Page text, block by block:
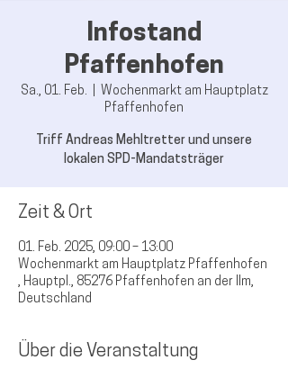
Infostand
Pfaffenhofen
Sa., 01. Feb.
Wochenmarkt am Hauptplatz
Pfaffenhofen
Triff Andreas Mehltretter und unsere
lokalen SPD-Mandatsträger
Zeit & Ort
01. Feb. 2025, 09:00 – 13:00
Wochenmarkt am Hauptplatz Pfaffenhofen
, Hauptpl., 85276 Pfaffenhofen an der Ilm,
Deutschland
Über die Veranstaltung